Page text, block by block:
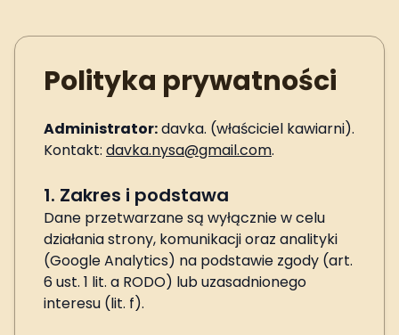
Polityka prywatności
Administrator:davka. (właściciel kawiarni).
Kontakt: davka.nysa@gmail.com.
1. Zakres i podstawa
Dane przetwarzane są wyłącznie w celu
działania strony, komunikacji oraz analityki
(Google Analytics) na podstawie zgody (art.
6 ust. 1 lit. a RODO) lub uzasadnionego
interesu (lit. f).